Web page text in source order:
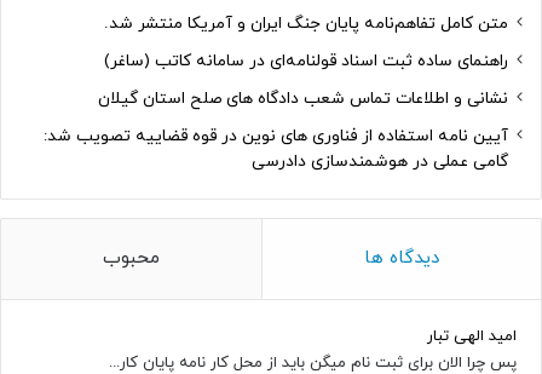
متن کامل تفاهم‌نامه پایان جنگ ایران و آمریکا منتشر شد.
راهنمای ساده ثبت اسناد قولنامه‌ای در سامانه کاتب (ساغر)
نشانی و اطلاعات تماس شعب دادگاه های صلح استان گیلان
آیین نامه استفاده از فناوری های نوین در قوه قضاییه تصویب شد:
گامی عملی در هوشمندسازی دادرسی
دیدگاه ها محبوب
امید الهی تبار
پس چرا الان برای ثبت نام میگن باید از محل کار نامه پایان کار...